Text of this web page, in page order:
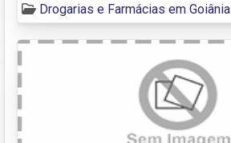
Drogarias e Farmácias em Goiânia